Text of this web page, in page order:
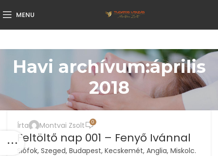
MENU
Havi archívum:április
2018
25
ÁPR
ÉLETMÓD,FUTÁS,MOTIVÁCIÓ TUDATOS UTAZÁSI KLUB
Írta Montvai Zsolt 0
Feltöltő nap 001 – Fenyő Ivánnal
Siófok, Szeged, Budapest, Kecskemét, Anglia, Miskolc.